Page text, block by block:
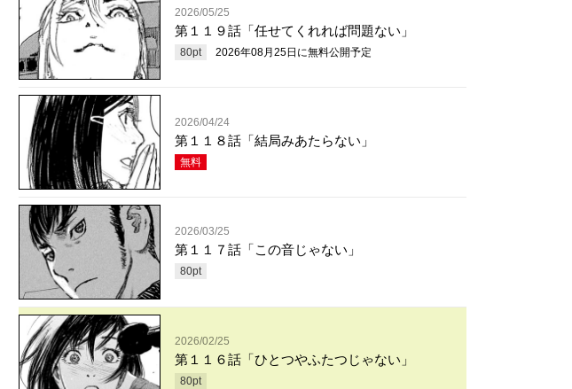
2026/05/25
第１１９話「任せてくれれば問題ない」
80pt 2026年08月25日 に無料公開予定
2026/04/24
第１１８話「結局みあたらない」
無料
2026/03/25
第１１７話「この音じゃない」
80pt
2026/02/25
第１１６話「ひとつやふたつじゃない」
80pt